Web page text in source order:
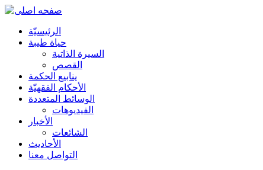
الرئیسیّة
حياة طيبة
السيرة الذاتية
القصص
ينابيع الحكمة
الأحکام الفقهیّة
الوسائط المتعددة
الفیدیوهات
الأخبار
الشائعات
الأحادیث
التواصل معنا